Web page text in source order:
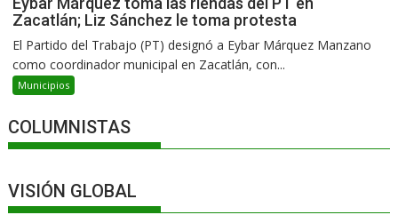
Zacatlán; Liz Sánchez le toma protesta
El Partido del Trabajo (PT) designó a Eybar Márquez Manzano
como coordinador municipal en Zacatlán, con...
Municipios
COLUMNISTAS
VISIÓN GLOBAL